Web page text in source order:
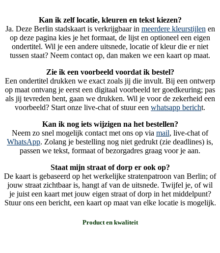
Kan ik zelf locatie, kleuren en tekst kiezen?
Ja. Deze Berlin stadskaart is verkrijgbaar in meerdere kleurstijlenen
op deze pagina kies je het formaat, de lijst en optioneel een eigen
ondertitel. Wil je een andere uitsnede, locatie of kleur die er niet
tussen staat? Neem contact op, dan maken we een kaart op maat.
Zie ik een voorbeeld voordat ik bestel?
Een ondertitel drukken we exact zoals jij die invult. Bij een ontwerp
op maat ontvang je eerst een digitaal voorbeeld ter goedkeuring; pas
als jij tevreden bent, gaan we drukken. Wil je voor de zekerheid een
voorbeeld? Start onze live-chat of stuur een whatsapp bericht.
Kan ik nog iets wijzigen na het bestellen?
Neem zo snel mogelijk contact met ons op via mail, live-chat of
WhatsApp. Zolang je bestelling nog niet gedrukt (zie deadlines) is,
passen we tekst, formaat of bezorgadres graag voor je aan.
Staat mijn straat of dorp er ook op?
De kaart is gebaseerd op het werkelijke stratenpatroon van Berlin; of
jouw straat zichtbaar is, hangt af van de uitsnede. Twijfel je, of wil
je juist een kaart met jouw eigen straat of dorp in het middelpunt?
Stuur ons een bericht, een kaart op maat van elke locatie is mogelijk.
Product en kwaliteit